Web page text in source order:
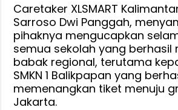
Caretaker XLSMART
Sarroso Dwi Panggah,
pihaknya mengucapkan
semua sekolah yang berhasil
babak regional, terutama
SMKN 1 Balikpapan yang
memenangkan tiket menuju
Jakarta.